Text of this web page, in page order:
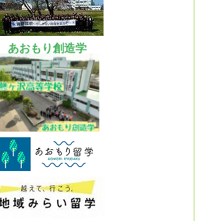
あおもり創造学